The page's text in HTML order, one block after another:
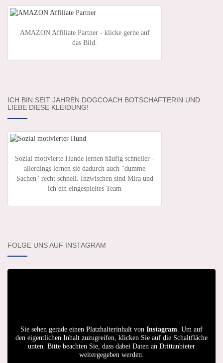
AMAZON Affiliate Partner - klicke gerne auf
das Bild.
ICH BIN SEIT JAHREN DOGCOACH BOTSCHAFTERIN UND
LIEBE DIESE KLEIDUNG!
Sozial motivierte Hunde lernen häufig schneller -
allerdings lernen sie dadurch auch "dumme
Sachen" recht schnell. Inzwischen sind Mira und
ich ein eingespieltes Team
FOLGE UNS AUF INSTAGRAM
Sie sehen gerade einen Platzhalterinhalt von Instagram. Um auf
den eigentlichen Inhalt zuzugreifen, klicken Sie auf die Schaltfläche
unten. Bitte beachten Sie, dass dabei Daten an Drittanbieter
weitergegeben werden.